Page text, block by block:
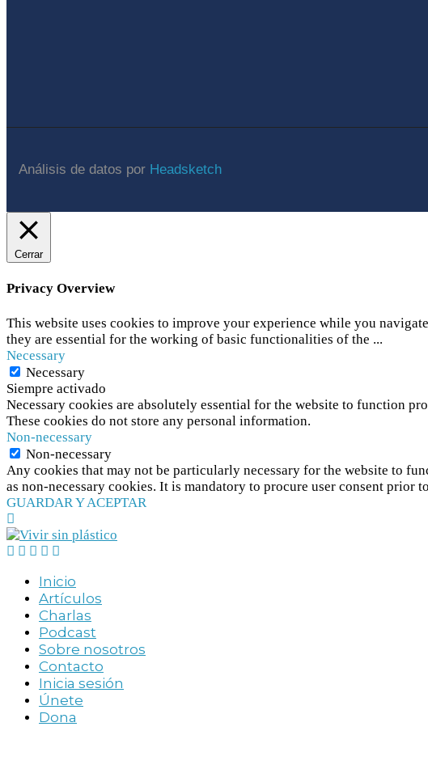
Análisis de datos por Headsketch
Cerrar
Privacy Overview
This website uses cookies to improve your experience while you
they are essential for the working of basic functionalities of the ...
Necessary
Necessary
Siempre activado
Necessary cookies are absolutely essential for the website to function
These cookies do not store any personal information.
Non-necessary
Non-necessary
Any cookies that may not be particularly necessary for the website to
as non-necessary cookies. It is mandatory to procure user consent prior
GUARDAR Y ACEPTAR
Inicio
Artículos
Charlas
Podcast
Sobre nosotros
Contacto
Inicia sesión
Únete
Dona